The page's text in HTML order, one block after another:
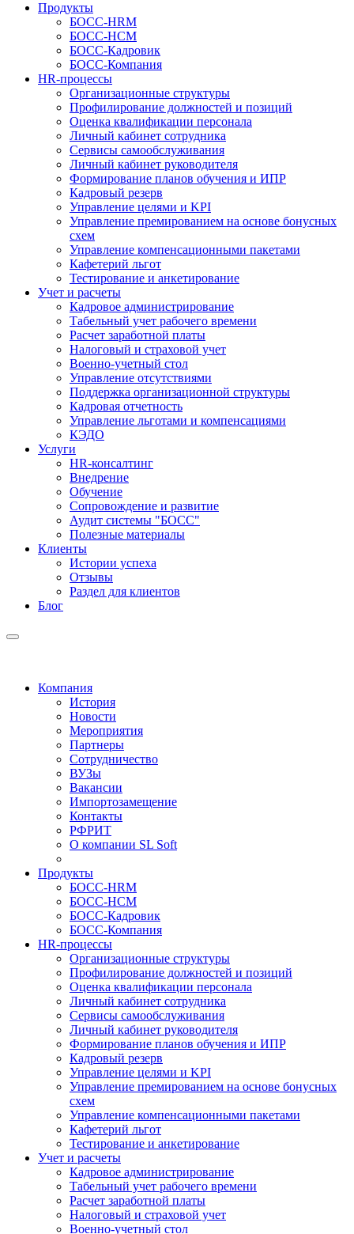
Продукты
БОСС-HRM
БОСС-HCM
БОСС-Кадровик
БОСС-Компания
HR-процессы
Организационные структуры
Профилирование должностей и позиций
Оценка квалификации персонала
Личный кабинет сотрудника
Сервисы самообслуживания
Личный кабинет руководителя
Формирование планов обучения и ИПР
Кадровый резерв
Управление целями и KPI
Управление премированием на основе бонусных
схем
Управление компенсационными пакетами
Кафетерий льгот
Тестирование и анкетирование
Учет и расчеты
Кадровое администрирование
Табельный учет рабочего времени
Расчет заработной платы
Налоговый и страховой учет
Военно-учетный стол
Управление отсутствиями
Поддержка организационной структуры
Кадровая отчетность
Управление льготами и компенсациями
КЭДО
Услуги
HR-консалтинг
Внедрение
Обучение
Сопровождение и развитие
Аудит системы "БОСС"
Полезные материалы
Клиенты
Истории успеха
Отзывы
Раздел для клиентов
Блог
Компания
История
Новости
Мероприятия
Партнеры
Сотрудничество
ВУЗы
Вакансии
Импортозамещение
Контакты
РФРИТ
О компании SL Soft
Продукты
БОСС-HRM
БОСС-HCM
БОСС-Кадровик
БОСС-Компания
HR-процессы
Организационные структуры
Профилирование должностей и позиций
Оценка квалификации персонала
Личный кабинет сотрудника
Сервисы самообслуживания
Личный кабинет руководителя
Формирование планов обучения и ИПР
Кадровый резерв
Управление целями и KPI
Управление премированием на основе бонусных
схем
Управление компенсационными пакетами
Кафетерий льгот
Тестирование и анкетирование
Учет и расчеты
Кадровое администрирование
Табельный учет рабочего времени
Расчет заработной платы
Налоговый и страховой учет
Военно-учетный стол